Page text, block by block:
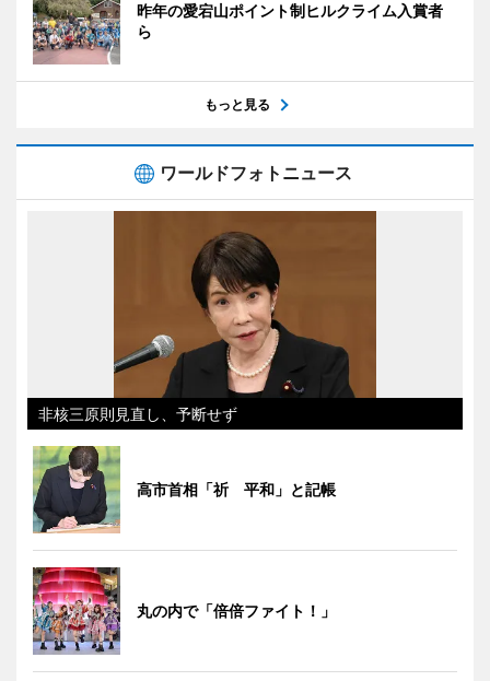
昨年の愛宕山ポイント制ヒルクライム入賞者
ら
もっと見る
ワールドフォトニュース
非核三原則見直し、予断せず
高市首相「祈 平和」と記帳
丸の内で「倍倍ファイト！」